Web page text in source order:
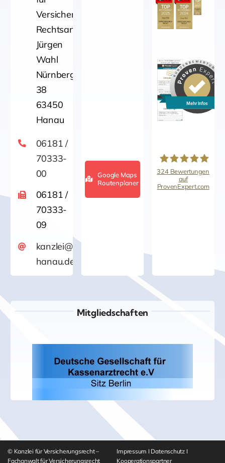
Versicherungsrecht
Rechtsanwalt
Jürgen
Wahl
Nürnbergerstraße
38
63450
Hanau
06181 /
70333-
00
06181 /
70333-
09
kanzlei@versicherungsrecht-
hanau.de
Google Maps
Routenplaner
Mehr Infos
Kanzlei für
324Bewertungen
auf
ProvenExpert.com
Mitgliedschaften
© Kanzlei für Versicherungsrecht –
Fachanwalt für Versicherungsrecht
Impressum I Datenschutz I
Kooperationspartner